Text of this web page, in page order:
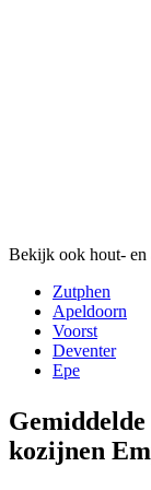
Bekijk ook hout- en
Zutphen
Apeldoorn
Voorst
Deventer
Epe
kozijnen